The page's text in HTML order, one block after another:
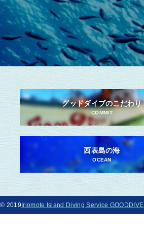
グッドダイブのこだわり
COMMIT
西表島の海
OCEAN
© 2019Iriomote Island Diving Service GOODDIVE